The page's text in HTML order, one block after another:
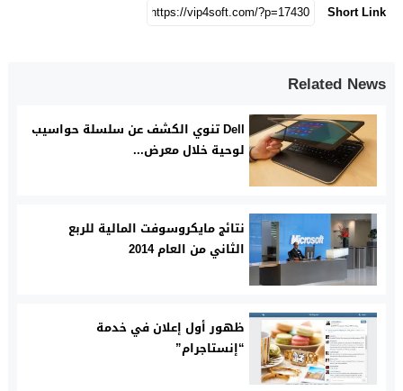
Short Link
Related News
Dell تنوي الكشف عن سلسلة حواسيب
لوحية خلال معرض...
نتائج مايكروسوفت المالية للربع
الثاني من العام 2014
ظهور أول إعلان في خدمة
“إنستاجرام”